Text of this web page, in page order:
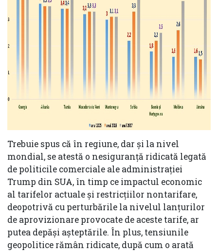
Trebuie spus că în regiune, dar și la nivel
mondial, se atestă o nesiguranţă ridicată legată
de politicile comerciale ale administraţiei
Trump din SUA, în timp ce impactul economic
al tarifelor actuale şi restricţiilor nontarifare,
deopotrivă cu perturbările la nivelul lanţurilor
de aprovizionare provocate de aceste tarife, ar
putea depăşi aşteptările. În plus, tensiunile
geopolitice rămân ridicate, după cum o arată